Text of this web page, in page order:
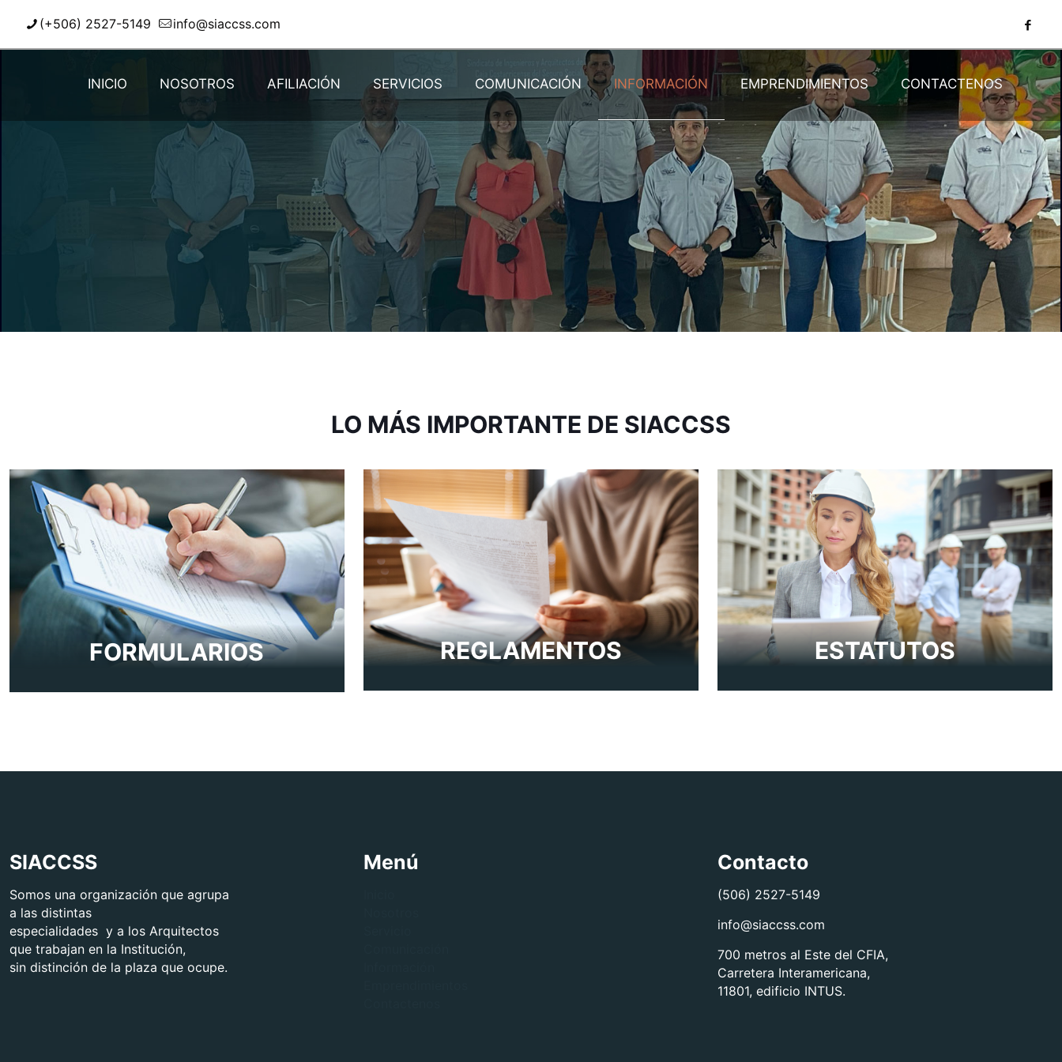
(+506) 2527-5149 info@siaccss.com
INICIO NOSOTROS AFILIACIÓN SERVICIOS COMUNICACIÓN INFORMACIÓN EMPRENDIMIENTOS CONTACTENOS
LO MÁS IMPORTANTE DE SIACCSS
FORMULARIOS REGLAMENTOS ESTATUTOS
SIACCSS
Somos una organización que agrupa
a las distintas
especialidades y a los Arquitectos
que trabajan en la Institución,
sin distinción de la plaza que ocupe.
Menú Contacto
(506) 2527-5149
info@siaccss.com
700 metros al Este del CFIA,
Carretera Interamericana,
11801, edificio INTUS.